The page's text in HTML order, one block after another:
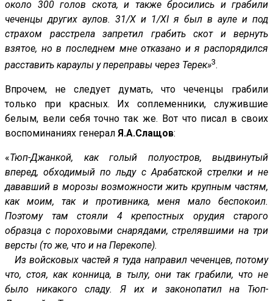
около 300 голов скота, и также бросились и грабили
чеченцы других аулов. 31/X и 1/XI я был в ауле и под
страхом расстрела запретил грабить скот и вернуть
взятое, но в последнем мне отказано и я распорядился
расставить караулы у переправы через Терек»3.
Впрочем, не следует думать, что чеченцы грабили
только при красных. Их соплеменники, служившие
белым, вели себя точно так же. Вот что писал в своих
воспоминаниях генерал Я.А.Слащов:
«Тюп-Джанкой, как голый полуостров, выдвинутый
вперед, обходимый по льду с Арабатской стрелки и не
дававший в морозы возможности жить крупным частям,
как моим, так и противника, меня мало беспокоил.
Поэтому там стояли 4 крепостных орудия старого
образца с пороховыми снарядами, стрелявшими на три
версты (то же, что и на Перекопе).
Из войсковых частей я туда направил чеченцев, потому
что, стоя, как конница, в тылу, они так грабили, что не
было никакого сладу. Я их и законопатил на Тюп-